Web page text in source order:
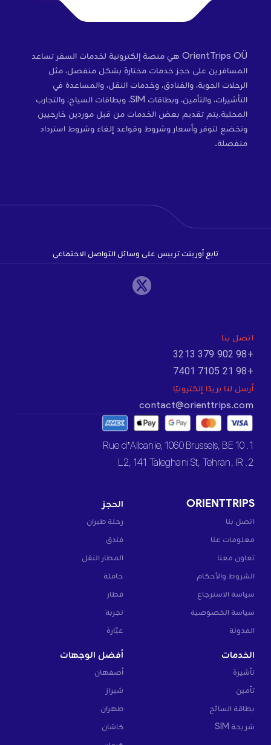
OrientTrips OÜ هي منصة إلكترونية لخدمات السفر تساعد
المسافرين على حجز خدمات مختارة بشكل منفصل، مثل
الرحلات الجوية، والفنادق، وخدمات النقل، والمساعدة في
التأشيرات، والتأمين، وبطاقات SIM، وبطاقات السياح، والتجارب
المحلية.يتم تقديم بعض الخدمات من قبل موردين خارجيين
وتخضع لتوفر وأسعار وشروط وقواعد إلغاء وشروط استرداد
منفصلة.
تابع أورينت تريبس على وسائل التواصل الاجتماعي
اتصل بنا
+98 902 379 3213
+98 21 7105 7401
أرسل لنا بريدًا إلكترونيًا
contact@orienttrips.com
1. 10 Rue d’Albanie, 1060 Brussels, BE
2. L2, 141 Taleghani St, Tehran, IR
ORIENTTRIPS
اتصل بنا
معلومات عنا
تعاون معنا
الشروط والأحكام
سياسة الاسترجاع
سياسة الخصوصية
المدونة
الحجز
رحلة طيران
فندق
المطار النقل
حافلة
قطار
تجربة
عبّارة
الخدمات
تأشيرة
تأمين
بطاقة السائح
شريحة SIM
أفضل الوجهات
أصفهان
شيراز
طهران
كاشان